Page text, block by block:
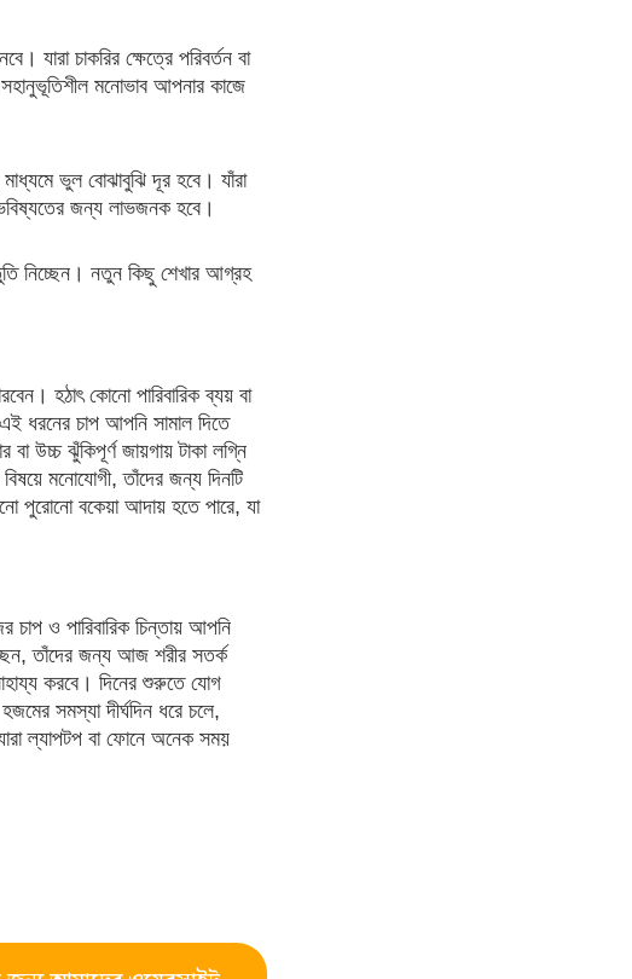
যারা চাকরির ক্ষেত্রে পরিবর্তন বা
মনোভাব আপনার কাজে
ভুল বোঝাবুঝি দূর হবে। যাঁরা
জন্য লাভজনক হবে।
নিচ্ছেন। নতুন কিছু শেখার আগ্রহ
হঠাৎ কোনো পারিবারিক ব্যয় বা
ধরনের চাপ আপনি সামাল দিতে
উচ্চ ঝুঁকিপূর্ণ জায়গায় টাকা লগ্নি
মনোযোগী, তাঁদের জন্য দিনটি
পুরোনো বকেয়া আদায় হতে পারে, যা
চাপ ও পারিবারিক চিন্তায় আপনি
তাঁদের জন্য আজ শরীর সতর্ক
করবে। দিনের শুরুতে যোগ
সমস্যা দীর্ঘদিন ধরে চলে,
ল্যাপটপ বা ফোনে অনেক সময়